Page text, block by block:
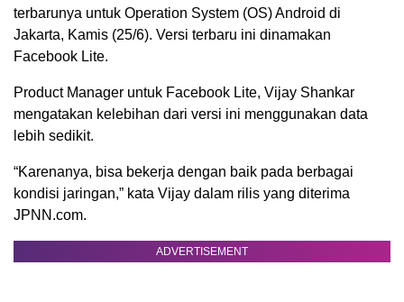
terbarunya untuk Operation System (OS) Android di
Jakarta, Kamis (25/6). Versi terbaru ini dinamakan
Facebook Lite.
Product Manager untuk Facebook Lite, Vijay Shankar
mengatakan kelebihan dari versi ini menggunakan data
lebih sedikit.
“Karenanya, bisa bekerja dengan baik pada berbagai
kondisi jaringan,” kata Vijay dalam rilis yang diterima
JPNN.com.
ADVERTISEMENT